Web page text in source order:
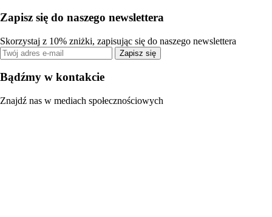
Zapisz się do naszego newslettera
Skorzystaj z 10% zniżki, zapisując się do naszego newslettera
Zapisz się
Bądźmy w kontakcie
Znajdź nas w mediach społecznościowych